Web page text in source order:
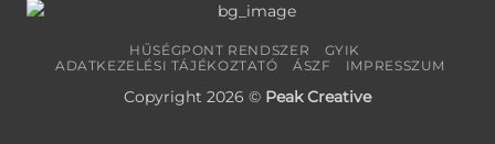
HŰSÉGPONT RENDSZER
GYIK
ADATKEZELÉSI TÁJÉKOZTATÓ
ÁSZF IMPRESSZUM
Copyright 2026 © Peak Creative